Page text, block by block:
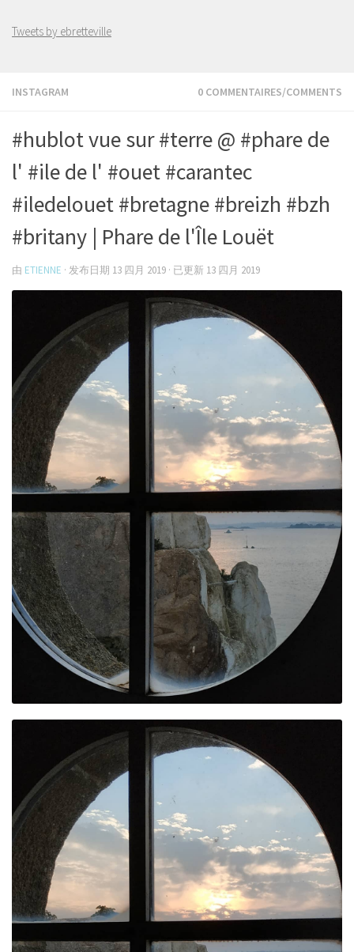
INSTAGRAM 0 COMMENTAIRES/COMMENTS
#hublot vue sur #terre @ #phare de
l' #ile de l' #ouet #carantec
#iledelouet #bretagne #breizh #bzh
#britany | Phare de l'Île Louët
由 ETIENNE · 发布日期 13 四月 2019 · 已更新 13 四月 2019
Tweets by ebretteville